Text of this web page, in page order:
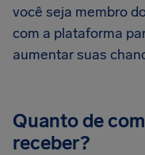
você seja membro
com a plataforma
aumentar suas
Quanto de
receber?